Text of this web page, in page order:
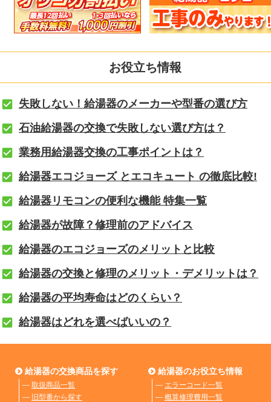
お役立ち情報
失敗しない！給湯器のメーカーや型番の選び方
石油給湯器の交換で失敗しない選び方は？
業務用給湯器交換の工事ポイントは？
給湯器エコジョーズ とエコキュート の徹底比較!
給湯器リモコンの便利な機能 特集一覧
給湯器が故障？修理前のアドバイス
給湯器のエコジョーズのメリットと比較
給湯器の交換と修理のメリット・デメリットは？
給湯器の平均寿命はどのくらい？
給湯器はどれを選べばいいの？
給湯器の交換商品を探す
― 取扱商品一覧
― 旧型番から探す
給湯器のお役立ち情報
― エラーコード一覧
― 概算修理費用一覧